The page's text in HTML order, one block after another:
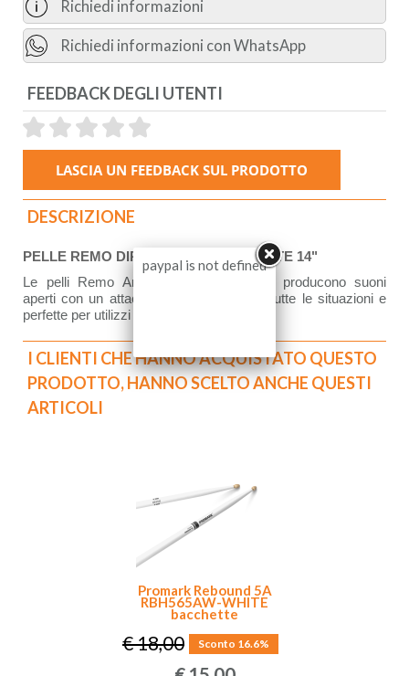
Richiedi informazioni
Richiedi informazioni con WhatsApp
FEEDBACK DEGLI UTENTI
DESCRIZIONE
PELLE REMO DIPLOMAT TRASPARENTE 14"
Le pelli Remo Ambassador Trasparenti producono suoni
aperti con un attacco caldo. Ottime per tutte le situazioni e
perfette per utilizzi bandistici.
I CLIENTI CHE HANNO ACQUISTATO QUESTO
PRODOTTO, HANNO SCELTO ANCHE QUESTI
ARTICOLI
Promark Rebound 5A
RBH565AW-WHITE
bacchette
€ 18,00 Sconto 16.6%
paypal is not defined